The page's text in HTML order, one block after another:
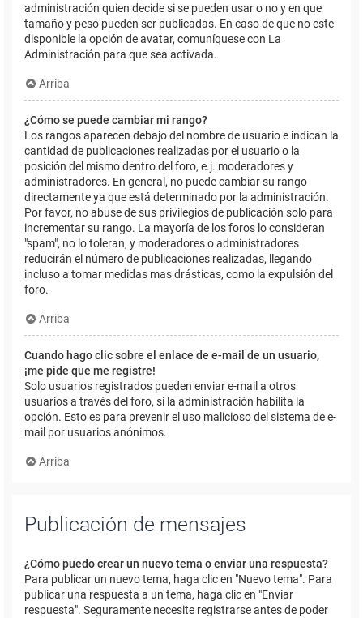
administración quien decide si se pueden usar o no y en que
tamaño y peso pueden ser publicadas. En caso de que no este
disponible la opción de avatar, comuníquese con La
Administración para que sea activada.
Arriba
¿Cómo se puede cambiar mi rango?
Los rangos aparecen debajo del nombre de usuario e indican la
cantidad de publicaciones realizadas por el usuario o la
posición del mismo dentro del foro, e.j. moderadores y
administradores. En general, no puede cambiar su rango
directamente ya que está determinado por la administración.
Por favor, no abuse de sus privilegios de publicación solo para
incrementar su rango. La mayoría de los foros lo consideran
"spam", no lo toleran, y moderadores o administradores
reducirán el número de publicaciones realizadas, llegando
incluso a tomar medidas mas drásticas, como la expulsión del
foro.
Arriba
Cuando hago clic sobre el enlace de e-mail de un usuario,
¡me pide que me registre!
Solo usuarios registrados pueden enviar e-mail a otros
usuarios a través del foro, si la administración habilita la
opción. Esto es para prevenir el uso malicioso del sistema de e-
mail por usuarios anónimos.
Arriba
Publicación de mensajes
¿Cómo puedo crear un nuevo tema o enviar una respuesta?
Para publicar un nuevo tema, haga clic en "Nuevo tema". Para
publicar una respuesta a un tema, haga clic en "Enviar
respuesta". Seguramente necesite registrarse antes de poder